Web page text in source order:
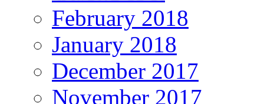
February 2018
January 2018
December 2017
November 2017